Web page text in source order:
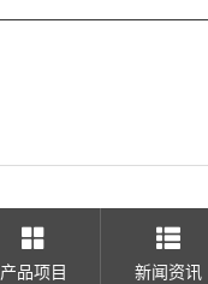
产品项目 新闻资讯